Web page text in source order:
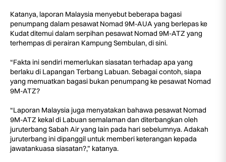
Katanya, laporan Malaysia menyebut beberapa bagasi
penumpang dalam pesawat Nomad 9M-AUA yang berlepas ke
Kudat ditemui dalam serpihan pesawat Nomad 9M-ATZ yang
terhempas di perairan Kampung Sembulan, di sini.
“Fakta ini sendiri memerlukan siasatan terhadap apa yang
berlaku di Lapangan Terbang Labuan. Sebagai contoh, siapa
yang memuatkan bagasi bukan penumpang ke pesawat Nomad
9M-ATZ?
“Laporan Malaysia juga menyatakan bahawa pesawat Nomad
9M-ATZ kekal di Labuan semalaman dan diterbangkan oleh
juruterbang Sabah Air yang lain pada hari sebelumnya. Adakah
juruterbang ini dipanggil untuk memberi keterangan kepada
jawatankuasa siasatan?,” katanya.